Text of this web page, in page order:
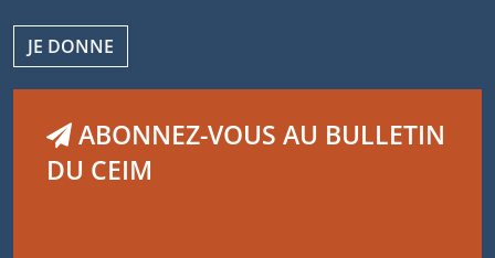
JE DONNE
ABONNEZ-VOUS AU BULLETIN
DU CEIM